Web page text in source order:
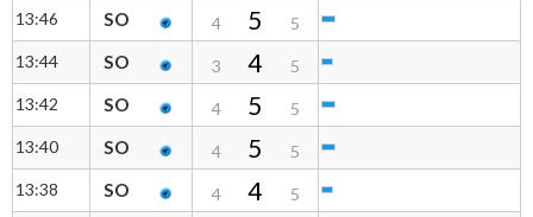
13:46
SO 4 5
5
13:44
SO 3 4
5
13:42
SO 4 5
5
13:40
SO 4 5
5
13:38
SO 4 4
5